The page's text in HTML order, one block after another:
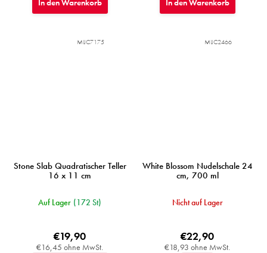
In den Warenkorb In den Warenkorb
Stone Slab Quadratischer Teller
16 x 11 cm
Auf Lager (172 St)
€16,45 ohne MwSt.
€19,90
MIJC7175
White Blossom Nudelschale 24
cm, 700 ml
Nicht auf Lager
€18,93 ohne MwSt.
€22,90
MIJC2466